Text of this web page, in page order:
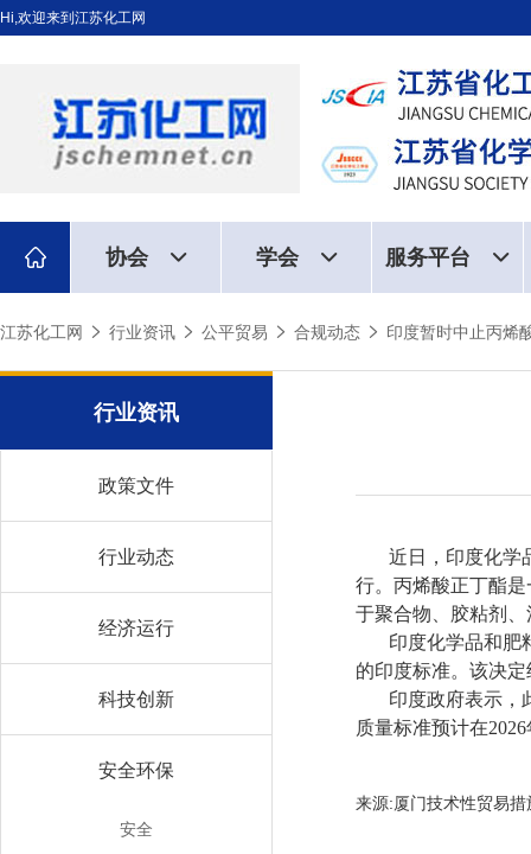
Hi,欢迎来到江苏化工网
协会 学会 服务平台
江苏化工网 行业资讯 公平贸易 合规动态 印度暂时中止丙烯
行业资讯
政策文件
行业动态
经济运行
科技创新
安全环保
安全
近日，印度化学
行。丙烯酸正丁酯
于聚合物、胶粘剂
印度化学品和肥
的印度标准。该决
印度政府表示，
质量标准预计在
来源:厦门技术性贸